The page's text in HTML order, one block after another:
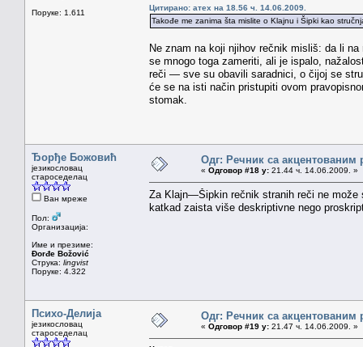
Поруке: 1.611
Цитирано: атех на 18.56 ч. 14.06.2009.
Takođe me zanima šta mislite o Klajnu i Šipki kao
Ne znam na koji njihov rečnik misliš: da li
se mnogo toga zameriti, ali je ispalo,
reči — sve su obavili saradnici, o čijoj se
će se na isti način pristupiti ovom
stomak.
Ђорђе Божовић
језикословац
староседелац
Ван мреже
Пол:
Организација:
Име и презиме:
Đorđe Božović
Струка: lingvist
Поруке: 4.322
Одг: Речник са акцентованим
« Одговор #18 у: 21.44 ч. 14.06.2009. »
Za Klajn—Šipkin rečnik stranih reči ne može
katkad zaista više deskriptivne nego
Психо-Делија
језикословац
староседелац
Одг: Речник са акцентованим
« Одговор #19 у: 21.47 ч. 14.06.2009. »